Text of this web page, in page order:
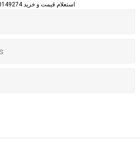
استعلام قیمت و خرید 09120149274